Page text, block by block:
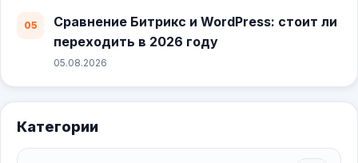
Сравнение Битрикс и WordPress: стоит ли
переходить в 2026 году
05.08.2026
Категории